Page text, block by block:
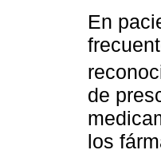
En
de
los